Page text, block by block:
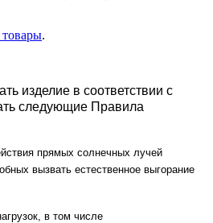
.
изделие в соответствии с
следующие Правила
прямых солнечных лучей
вызвать естественное выгорание
в том числе